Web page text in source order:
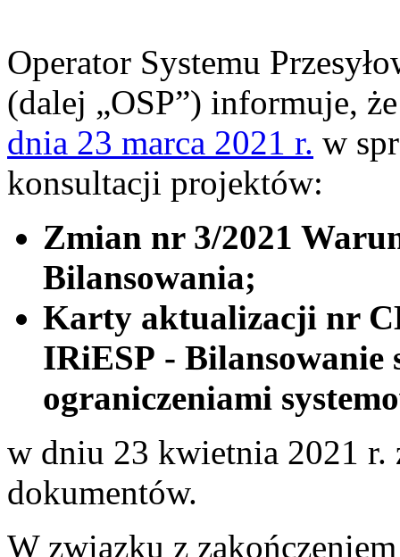
Operator Systemu
(dalej „OSP”) informuje,
dnia 23 marca 2021 r. w
konsultacji projektów:
Zmian nr 3/2021
Bilansowania;
Karty aktualizacji nr
IRiESP - Bilansowanie
ograniczeniami
w dniu 23 kwietnia 2021 r.
dokumentów.
W związku z